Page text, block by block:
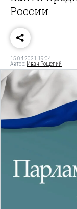
России
15.04.2021 19:04
Автор: Иван Рощепий